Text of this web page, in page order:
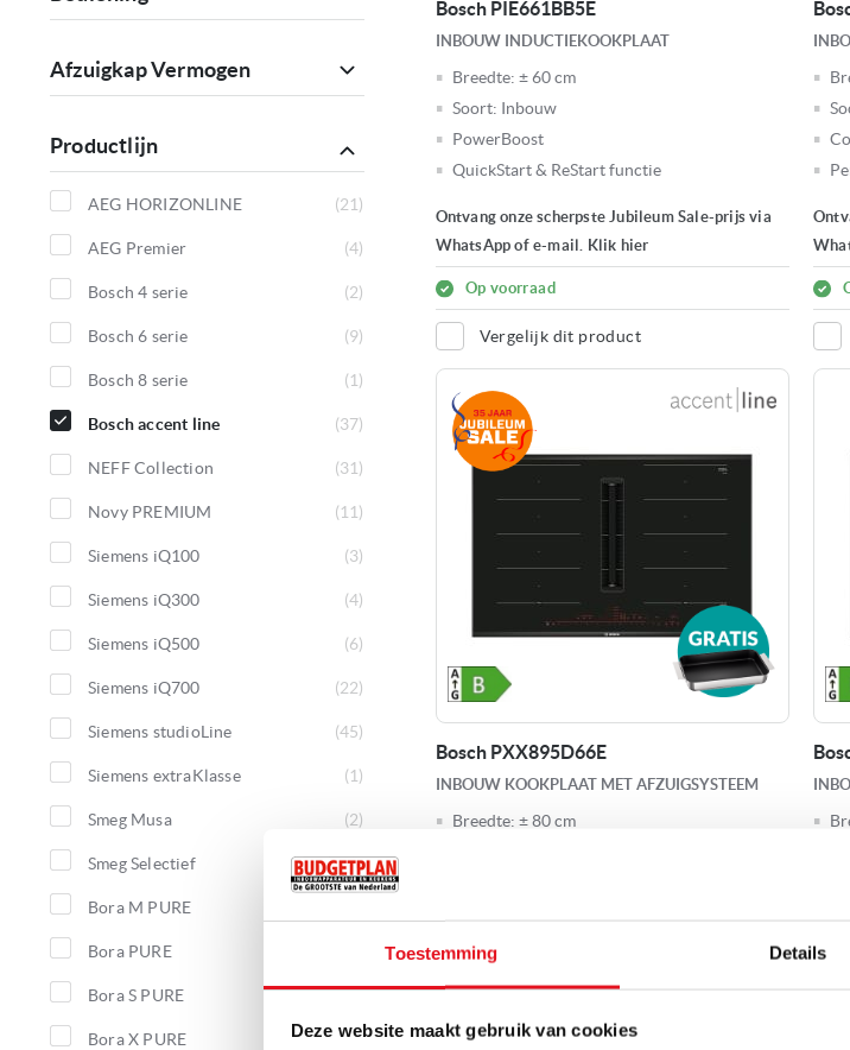
Toestemming Details
Deze website maakt gebruik van cookies
Bosch PIE661BB5E
INBOUW INDUCTIEKOOKPLAAT
Breedte: ± 60 cm
Soort: Inbouw
PowerBoost
QuickStart & ReStart functie
Ontvang onze scherpste Jubileum Sale-prijs via
WhatsApp of e-mail. Klik hier
Op voorraad
Vergelijk dit product
Bosch PXX895D66E
INBOUW KOOKPLAAT MET AFZUIGSYSTEEM
Breedte: ± 80 cm
Ontvang onze scherpste Jubileum Sale-prijs via
WhatsApp of e-mail. Klik hier
Op bestelling leverbaar
Afzuigkap Vermogen
Productlijn
AEG HORIZONLINE
21
AEG Premier
4
Bosch 4 serie
2
Bosch 6 serie
9
Bosch 8 serie
1
Bosch accent line
37
NEFF Collection
31
Novy PREMIUM
11
Siemens iQ100
3
Siemens iQ300
4
Siemens iQ500
6
Siemens iQ700
22
Siemens studioLine
45
Siemens extraKlasse
1
Smeg Musa
2
Smeg Selectief
4
producten
Bora M PURE
Bora PURE
Bora S PURE
4
producten
Bora X PURE
4